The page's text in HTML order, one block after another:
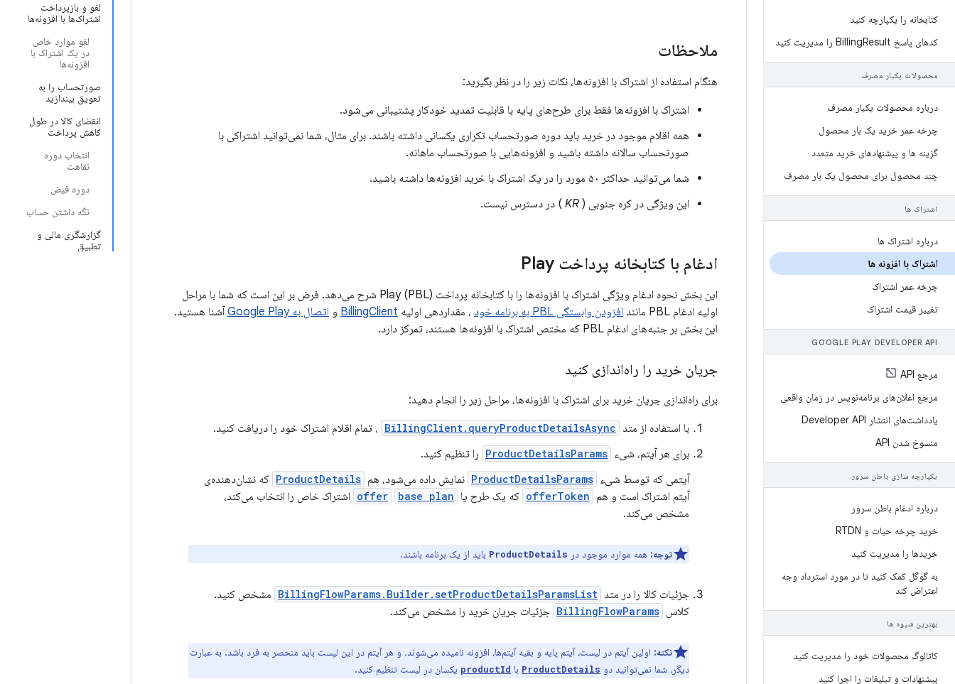
کتابخانه را یکپارچه کنید
کدهای پاسخ Billing Result را مدیریت کنید
محصولات یکبار مصرف
درباره محصولات یکبار مصرف
چرخه عمر خرید یک بار محصول
گزینه ها و پیشنهادهای خرید متعدد
چند محصول برای محصول یک بار مصرف
اشتراک ها
درباره اشتراک ها
اشتراک با افزونه ها
چرخه عمر اشتراک
تغییر قیمت اشتراک
GOOGLE PLAY DEVELOPER API
مرجع API
مرجع اعلان‌های برنامه‌نویس در زمان واقعی
یادداشت‌های انتشار Developer API
منسوخ شدن API
یکپارچه سازی باطن سرور
درباره ادغام باطن سرور
خرید چرخه حیات و RTDN
خریدها را مدیریت کنید
به گوگل کمک کنید تا در مورد استرداد وجه
اعتراض کند
بهترین شیوه ها
کاتالوگ محصولات خود را مدیریت کنید
پیشنهادات و تبلیغات را اجرا کنید
لغو و بازپرداخت
اشتراک‌ها با افزونه‌ها
لغو موارد خاص
در یک اشتراک با
افزونه‌ها
صورتحساب را به
تعویق بیندازید
انقضای کالا در طول
کاهش پرداخت
انتخاب دوره
نقاهت
دوره فیض
نگه داشتن حساب
گزارشگری مالی و
تطبیق
ملاحظات
هنگام استفاده از اشتراک با افزونه‌ها، نکات زیر را در نظر بگیرید:
اشتراک با افزونه‌ها فقط برای طرح‌های پایه با قابلیت تمدید خودکار پشتیبانی می‌شود.
همه اقلام موجود در خرید باید دوره صورتحساب تکراری یکسانی داشته باشند. برای مثال، شما نمی‌توانید اشتراکی با
صورتحساب سالانه داشته باشید و افزونه‌هایی با صورتحساب ماهانه.
شما می‌توانید حداکثر ۵۰ مورد را در یک اشتراک با خرید افزونه‌ها داشته باشید.
این ویژگی در کره جنوبی ( KR ) در دسترس نیست.
ادغام با کتابخانه پرداخت Play
این بخش نحوه ادغام ویژگی اشتراک با افزونه‌ها را با کتابخانه پرداخت Play (PBL) شرح می‌دهد. فرض بر این است که شما با مراحل
اولیه ادغام PBL مانند
افزودن وابستگی PBL به برنامه خود ، مقداردهی اولیه BillingClient و اتصال به Google Play
آشنا هستید.
این بخش بر جنبه‌های ادغام PBL که مختص اشتراک با افزونه‌ها هستند، تمرکز دارد.
جریان خرید را راه‌اندازی کنید
برای راه‌اندازی جریان خرید برای اشتراک با افزونه‌ها، مراحل زیر را انجام دهید:
با استفاده از متد BillingClient.queryProductDetailsAsync ، تمام اقلام اشتراک خود را دریافت کنید.
برای هر آیتم، شیء ProductDetailsParams را تنظیم کنید.
آیتمی که توسط شیء ProductDetailsParams نمایش داده می‌شود، هم ProductDetails که نشان‌دهنده‌ی
آیتم اشتراک است و هم offerToken که یک طرح یا offer base plan
اشتراک خاص را انتخاب می‌کند،
مشخص می‌کند.
توجه: همه موارد موجود در ProductDetails باید از یک برنامه باشند.
جزئیات کالا را در متد BillingFlowParams.Builder.setProductDetailsParamsList مشخص کنید.
کلاس BillingFlowParams جزئیات جریان خرید را مشخص می‌کند.
نکته: اولین آیتم در لیست، آیتم پایه و بقیه آیتم‌ها، افزونه نامیده می‌شوند. و هر آیتم در این لیست باید منحصر به فرد باشد. به عبارت
دیگر، شما نمی‌توانید دو ProductDetails با productId یکسان در لیست تنظیم کنید.